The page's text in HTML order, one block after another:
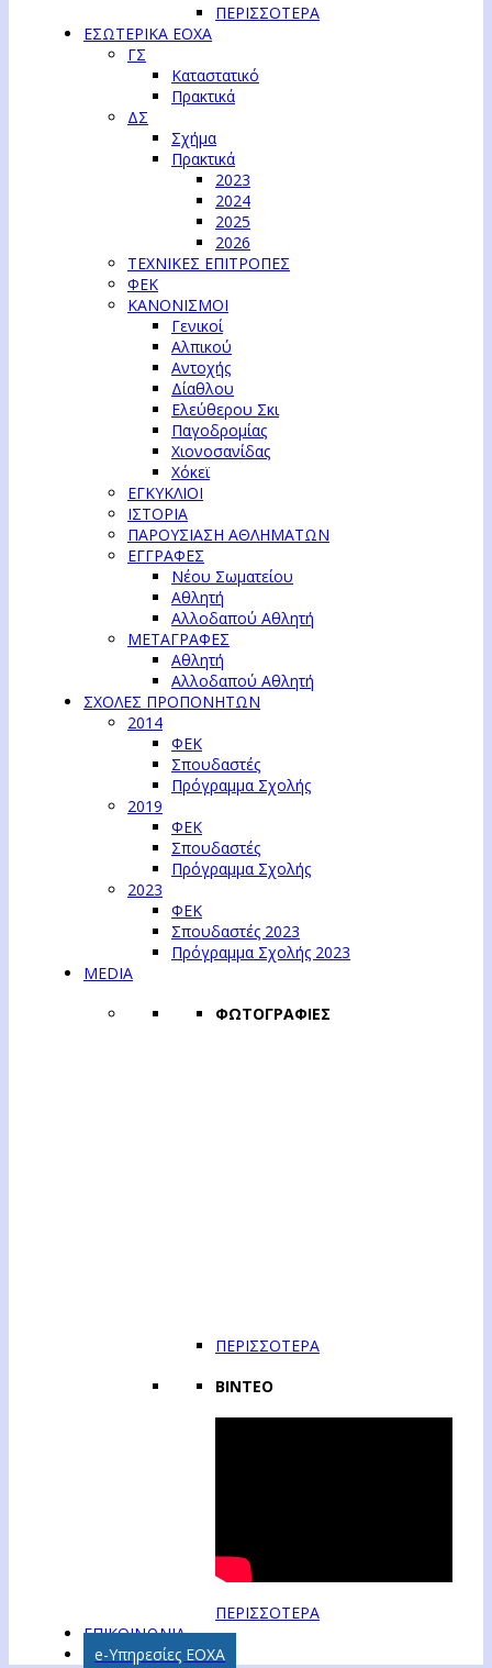
ΠΕΡΙΣΣΟΤΕΡΑ
ΕΣΩΤΕΡΙΚΑ ΕΟΧΑ
ΓΣ
Καταστατικό
Πρακτικά
ΔΣ
Σχήμα
Πρακτικά
2023
2024
2025
2026
ΤΕΧΝΙΚΕΣ ΕΠΙΤΡΟΠΕΣ
ΦΕΚ
ΚΑΝΟΝΙΣΜΟΙ
Γενικοί
Αλπικού
Αντοχής
Δίαθλου
Ελεύθερου Σκι
Παγοδρομίας
Χιονοσανίδας
Χόκεϊ
ΕΓΚΥΚΛΙΟΙ
ΙΣΤΟΡΙΑ
ΠΑΡΟΥΣΙΑΣΗ ΑΘΛΗΜΑΤΩΝ
ΕΓΓΡΑΦΕΣ
Νέου Σωματείου
Αθλητή
Αλλοδαπού Αθλητή
ΜΕΤΑΓΡΑΦΕΣ
Αθλητή
Αλλοδαπού Αθλητή
ΣΧΟΛΕΣ ΠΡΟΠΟΝΗΤΩΝ
2014
ΦΕΚ
Σπουδαστές
Πρόγραμμα Σχολής
2019
ΦΕΚ
Σπουδαστές
Πρόγραμμα Σχολής
2023
ΦΕΚ
Σπουδαστές 2023
Πρόγραμμα Σχολής 2023
MEDIA
ΦΩΤΟΓΡΑΦΙΕΣ
ΠΕΡΙΣΣΟΤΕΡΑ
ΒΙΝΤΕΟ
ΠΕΡΙΣΣΟΤΕΡΑ
ΕΠΙΚΟΙΝΩΝΙΑ
e-Υπηρεσίες ΕΟΧΑ